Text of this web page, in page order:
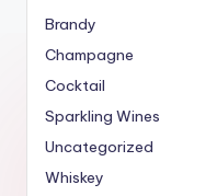
Brandy
Champagne
Cocktail
Sparkling Wines
Uncategorized
Whiskey